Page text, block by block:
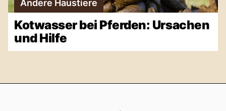
Andere Haustiere
Kotwasser bei Pferden: Ursachen
und Hilfe